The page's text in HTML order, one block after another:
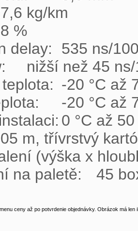
ns/100 m
°C až 70 °C
až 70 °C
°C až 50 °C
x hloubka x šířka):	380 mm
Počet balení na
ceny až po potvrdenie objednávky. Obrázok má len